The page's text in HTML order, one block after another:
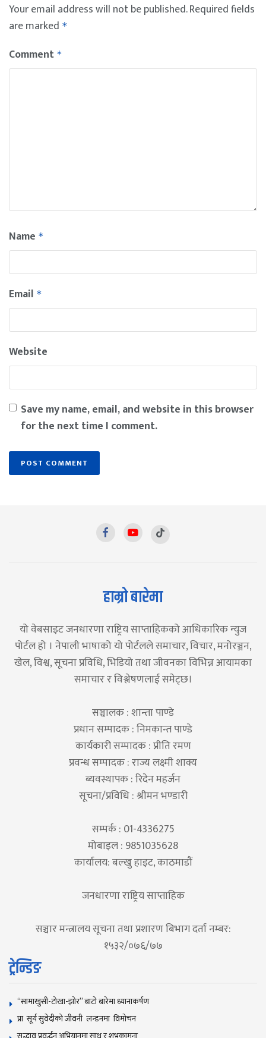
Your email address will not be published.Required fields
are marked *
Comment *
Name *
Email *
Website
Save my name, email, and website in this browser
for the next time I comment.
हाम्रो बारेमा
यो वेबसाइट जनधारणा राष्ट्रिय साप्ताहिकको आधिकारिक न्युज
पोर्टल हो । नेपाली भाषाको यो पोर्टलले समाचार, विचार, मनोरञ्जन,
खेल, विश्व, सूचना प्रविधि, भिडियो तथा जीवनका विभिन्न आयामका
समाचार र विश्लेषणलाई समेट्छ।
सञ्चालक : शान्ता पाण्डे
प्रधान सम्पादक : निमकान्त पाण्डे
कार्यकारी सम्पादक : प्रीति रमण
प्रवन्ध सम्पादक : राज्य लक्ष्मी शाक्य
ब्यवस्थापक : रिदेन महर्जन
सूचना/प्रविधि : श्रीमन भण्डारी
सम्पर्क : 01-4336275
मोबाइल : 9851035628
कार्यालय: बल्खु हाइट, काठमाडौं
जनधारणा राष्ट्रिय साप्ताहिक
सञ्चार मन्त्रालय सूचना तथा प्रशारण बिभाग दर्ता नम्बर:
१५३२/०७६/७७
ट्रेन्डिङ
“सामाखुसी-टोखा-झोर” बाटो बारेमा ध्यानाकर्षण
प्रा सूर्य सुवेदीको जीवनी लन्डनमा विमोचन